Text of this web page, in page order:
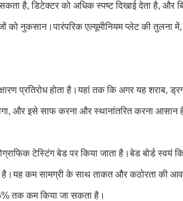
है, डिटेक्टर को अधिक स्पष्ट दिखाई देता है, और
नुकसान।पारंपरिक एल्यूमीनियम प्लेट की तुलना
प्रतिरोध होता है।यहां तक ​​​​कि अगर यह शराब,
और इसे साफ करना और स्थानांतरित करना आसान
टेस्टिंग बेड पर किया जाता है।बेड बोर्ड स्वयं
है।यह कम सामग्री के साथ ताकत और कठोरता की
तक कम किया जा सकता है।